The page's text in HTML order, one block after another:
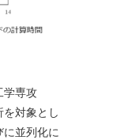
専攻
対象とし
並列化に